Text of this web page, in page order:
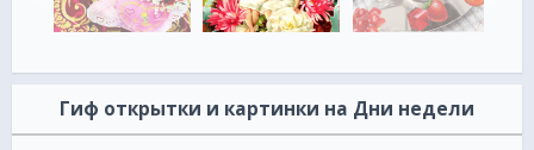
Гиф открытки и картинки на Дни недели